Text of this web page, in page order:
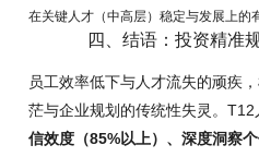
在关键人才（中高层）稳定与发展上的
四、结语：投资精准
员工效率低下与人才流失的顽疾
茫与企业规划的传统性失灵。
信效度（85%以上）、深度洞察